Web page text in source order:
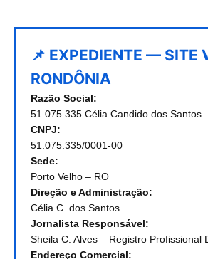
📌 EXPEDIENTE — SITE
RONDÔNIA
Razão Social:
51.075.335 Célia Candido dos Santos
CNPJ:
51.075.335/0001-00
Sede:
Porto Velho – RO
Direção e Administração:
Célia C. dos Santos
Jornalista Responsável:
Sheila C. Alves – Registro Profissional
Endereço Comercial: